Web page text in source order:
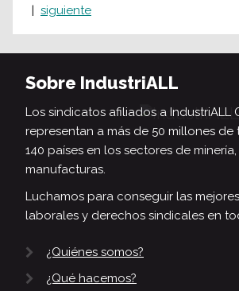
siguiente
Sobre IndustriALL
Los sindicatos afiliados a IndustriALL
representan a más de 50 millones de
140 países en los sectores de
manufacturas.
Luchamos para conseguir las
laborales y derechos sindicales en
¿Quiénes somos?
¿Qué hacemos?